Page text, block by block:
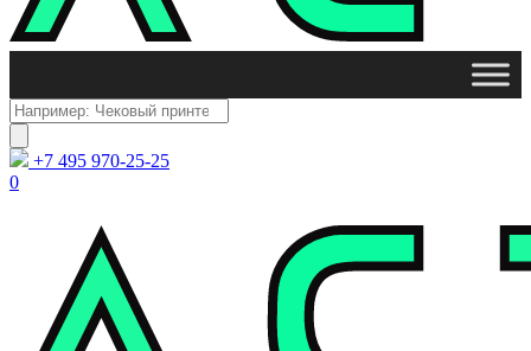
Поиск
товаров
+7 495 970-25-25
0